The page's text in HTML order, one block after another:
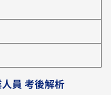
員 考後解析